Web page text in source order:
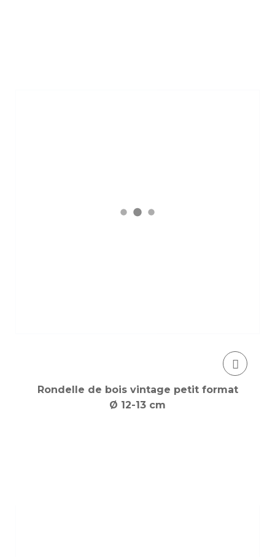
Rondelle de bois vintage petit format
Ø 12-13 cm